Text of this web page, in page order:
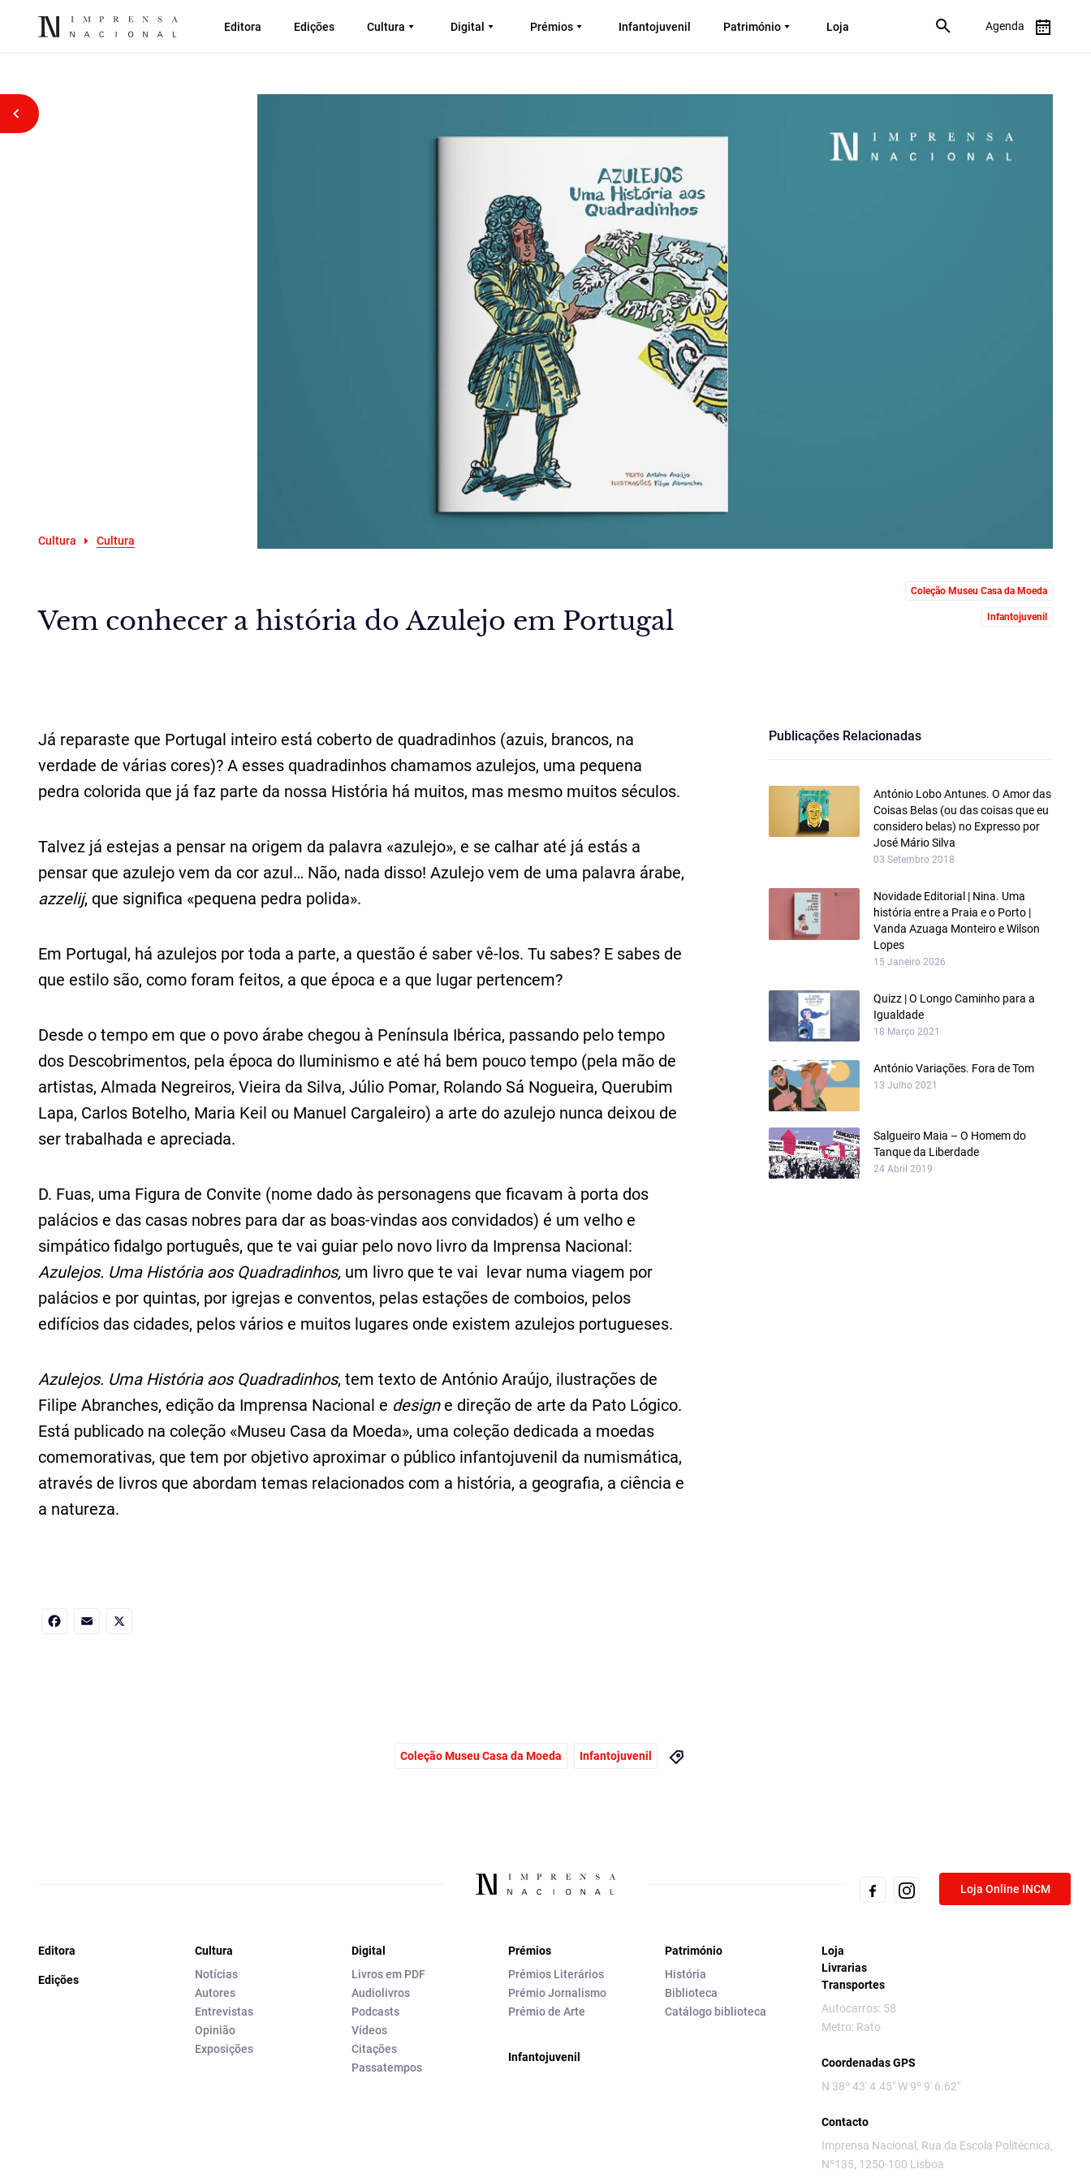
Editora Edições Cultura Digital Prémios Infantojuvenil Património Loja Agenda
Voltar atrás
Cultura Cultura
Vem conhecer a história do Azulejo em Portugal
Coleção Museu Casa da Moeda
Infantojuvenil
Já reparaste que Portugal inteiro está coberto de quadradinhos (azuis, brancos, na
verdade de várias cores)? A esses quadradinhos chamamos azulejos, uma pequena
pedra colorida que já faz parte da nossa História há muitos, mas mesmo muitos séculos.
Talvez já estejas a pensar na origem da palavra «azulejo», e se calhar até já estás a
pensar que azulejo vem da cor azul… Não, nada disso! Azulejo vem de uma palavra árabe,
azzelij, que significa «pequena pedra polida».
Em Portugal, há azulejos por toda a parte, a questão é saber vê-los. Tu sabes? E sabes de
que estilo são, como foram feitos, a que época e a que lugar pertencem?
Desde o tempo em que o povo árabe chegou à Península Ibérica, passando pelo tempo
dos Descobrimentos, pela época do Iluminismo e até há bem pouco tempo (pela mão de
artistas, Almada Negreiros, Vieira da Silva, Júlio Pomar, Rolando Sá Nogueira, Querubim
Lapa, Carlos Botelho, Maria Keil ou Manuel Cargaleiro) a arte do azulejo nunca deixou de
ser trabalhada e apreciada.
D. Fuas, uma Figura de Convite (nome dado às personagens que ficavam à porta dos
palácios e das casas nobres para dar as boas-vindas aos convidados) é um velho e
simpático fidalgo português, que te vai guiar pelo novo livro da Imprensa Nacional:
Azulejos. Uma História aos Quadradinhos, um livro que te vai levar numa viagem por
palácios e por quintas, por igrejas e conventos, pelas estações de comboios, pelos
edifícios das cidades, pelos vários e muitos lugares onde existem azulejos portugueses.
Azulejos. Uma História aos Quadradinhos, tem texto de António Araújo, ilustrações de
Filipe Abranches, edição da Imprensa Nacional e designe direção de arte da Pato Lógico.
Está publicado na coleção «Museu Casa da Moeda», uma coleção dedicada a moedas
comemorativas, que tem por objetivo aproximar o público infantojuvenil da numismática,
através de livros que abordam temas relacionados com a história, a geografia, a ciência e
a natureza.
Publicações Relacionadas
António Lobo Antunes. O Amor das
Coisas Belas (ou das coisas que eu
considero belas) no Expresso por
José Mário Silva
03 Setembro 2018
Novidade Editorial | Nina. Uma
história entre a Praia e o Porto |
Vanda Azuaga Monteiro e Wilson
Lopes
15 Janeiro 2026
Quizz | O Longo Caminho para a
Igualdade
18 Março 2021
António Variações. Fora de Tom
13 Julho 2021
Salgueiro Maia – O Homem do
Tanque da Liberdade
24 Abril 2019
Coleção Museu Casa da Moeda Infantojuvenil
Loja Online INCM
Editora
Edições
Cultura
Notícias
Autores
Entrevistas
Opinião
Exposições
Digital
Livros em PDF
Audiolivros
Podcasts
Vídeos
Citações
Passatempos
Prémios
Prémios Literários
Prémio Jornalismo
Prémio de Arte
Infantojuvenil
Património
História
Biblioteca
Catálogo biblioteca
Loja
Livrarias
Transportes
Autocarros: 58
Metro: Rato
Coordenadas GPS
N 38º 43' 4.45" W 9º 9' 6.62"
Contacto
Imprensa Nacional, Rua da Escola Politécnica,
Nº135, 1250-100 Lisboa